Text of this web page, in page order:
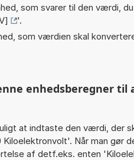
som svarer til den værdi,
'.
som værdien skal
enhedsberegner til
at indtaste den værdi, der
Når man gør
af detf.eks. enten